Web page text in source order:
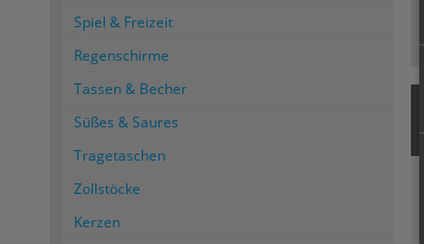
Spiel & Freizeit
Regenschirme
Tassen & Becher
Süßes & Saures
Tragetaschen
Zollstöcke
Kerzen